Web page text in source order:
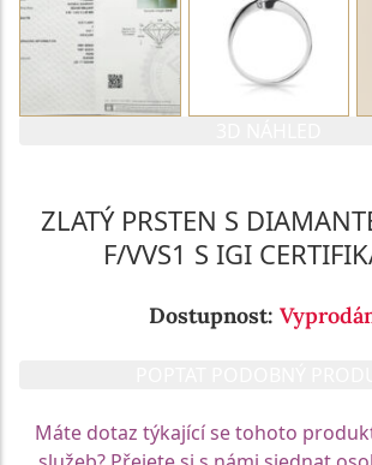
ZLATÝ PRSTEN S
F/VVS1 S IGI
Dostupnost:
Máte dotaz týkající se tohoto